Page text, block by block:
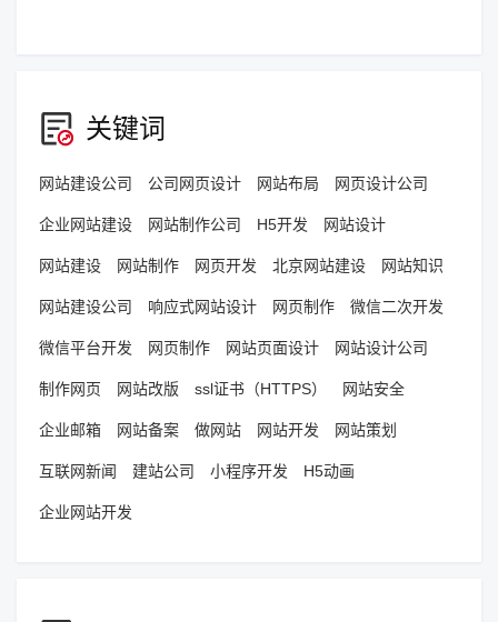
关键词
网站建设公司 公司网页设计 网站布局 网页设计公司
企业网站建设 网站制作公司 H5开发 网站设计
网站建设 网站制作 网页开发 北京网站建设 网站知识
网站建设公司 响应式网站设计 网页制作 微信二次开发
微信平台开发 网页制作 网站页面设计 网站设计公司
制作网页 网站改版 ssl证书（HTTPS） 网站安全
企业邮箱 网站备案 做网站 网站开发 网站策划
互联网新闻 建站公司 小程序开发 H5动画
企业网站开发